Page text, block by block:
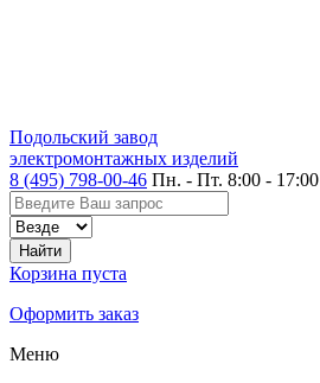
Подольский завод
электромонтажных изделий
8 (495) 798-00-46 Пн. - Пт. 8:00 - 17:00
Корзина пуста
Оформить заказ
Меню